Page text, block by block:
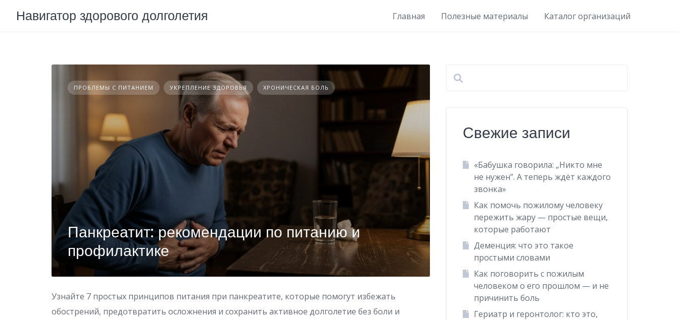
Навигатор здорового долголетия Главная Полезные материалы Каталог организаций
ПРОБЛЕМЫ С ПИТАНИЕМ УКРЕПЛЕНИЕ ЗДОРОВЬЯ ХРОНИЧЕСКАЯ БОЛЬ
Панкреатит: рекомендации по питанию и
профилактике
Узнайте 7 простых принципов питания при панкреатите, которые помогут избежать
обострений, предотвратить осложнения и сохранить активное долголетие без боли и
Свежие записи
«Бабушка говорила: „Никто мне
не нужен”. А теперь ждёт каждого
звонка»
Как помочь пожилому человеку
пережить жару — простые вещи,
которые работают
Деменция: что это такое
простыми словами
Как поговорить с пожилым
человеком о его прошлом — и не
причинить боль
Гериатр и геронтолог: кто это,